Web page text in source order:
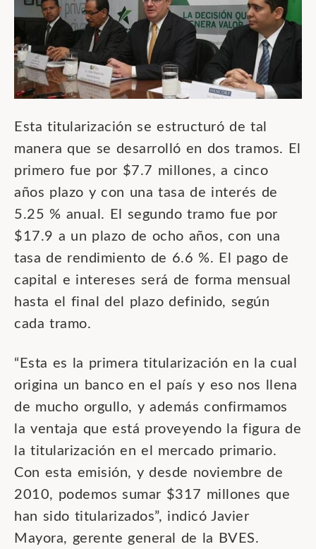
Esta titularización se estructuró de tal
manera que se desarrolló en dos tramos. El
primero fue por $7.7 millones, a cinco
años plazo y con una tasa de interés de
5.25 % anual. El segundo tramo fue por
$17.9 a un plazo de ocho años, con una
tasa de rendimiento de 6.6 %. El pago de
capital e intereses será de forma mensual
hasta el final del plazo definido, según
cada tramo.
“Esta es la primera titularización en la cual
origina un banco en el país y eso nos llena
de mucho orgullo, y además confirmamos
la ventaja que está proveyendo la figura de
la titularización en el mercado primario.
Con esta emisión, y desde noviembre de
2010, podemos sumar $317 millones que
han sido titularizados”, indicó Javier
Mayora, gerente general de la BVES.